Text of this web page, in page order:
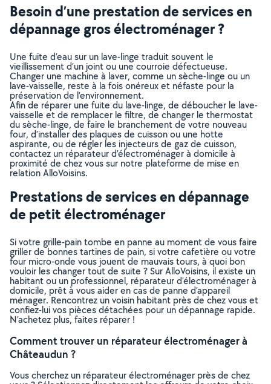
Besoin d’une prestation de services en
dépannage gros électroménager ?
Une fuite d’eau sur un lave-linge traduit souvent le
vieillissement d’un joint ou une courroie défectueuse.
Changer une machine à laver, comme un sèche-linge ou un
lave-vaisselle, reste à la fois onéreux et néfaste pour la
préservation de l’environnement.
Afin de réparer une fuite du lave-linge, de déboucher le lave-
vaisselle et de remplacer le filtre, de changer le thermostat
du sèche-linge, de faire le branchement de votre nouveau
four, d’installer des plaques de cuisson ou une hotte
aspirante, ou de régler les injecteurs de gaz de cuisson,
contactez un réparateur d’électroménager à domicile à
proximité de chez vous sur notre plateforme de mise en
relation AlloVoisins.
Prestations de services en dépannage
de petit électroménager
Si votre grille-pain tombe en panne au moment de vous faire
griller de bonnes tartines de pain, si votre cafetière ou votre
four micro-onde vous jouent de mauvais tours, à quoi bon
vouloir les changer tout de suite ? Sur AlloVoisins, il existe un
habitant ou un professionnel, réparateur d’électroménager à
domicile, prêt à vous aider en cas de panne d’appareil
ménager. Rencontrez un voisin habitant près de chez vous et
confiez-lui vos pièces détachées pour un dépannage rapide.
N’achetez plus, faites réparer !
Comment trouver un réparateur électroménager à
Châteaudun ?
Vous cherchez un réparateur électroménager près de chez